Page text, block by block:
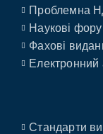
Проблемна
Наукові
Фахові
Електронний
Стандарти